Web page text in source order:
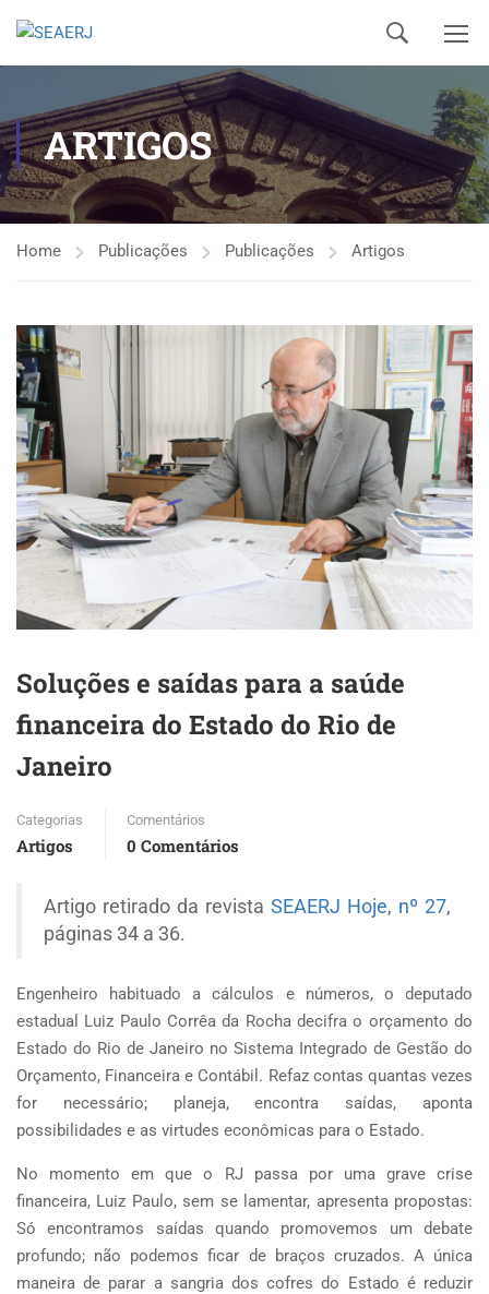
ARTIGOS
Home Publicações Publicações Artigos
Soluções e saídas para a saúde
financeira do Estado do Rio de
Janeiro
Categorias
Artigos
Comentários
0 Comentários
Artigo retirado da revista SEAERJ Hoje, nº 27,
páginas 34 a 36.
Engenheiro habituado a cálculos e números, o deputado
estadual Luiz Paulo Corrêa da Rocha decifra o orçamento do
Estado do Rio de Janeiro no Sistema Integrado de Gestão do
Orçamento, Financeira e Contábil. Refaz contas quantas vezes
for necessário; planeja, encontra saídas, aponta
possibilidades e as virtudes econômicas para o Estado.
No momento em que o RJ passa por uma grave crise
financeira, Luiz Paulo, sem se lamentar, apresenta propostas:
Só encontramos saídas quando promovemos um debate
profundo; não podemos ficar de braços cruzados. A única
maneira de parar a sangria dos cofres do Estado é reduzir